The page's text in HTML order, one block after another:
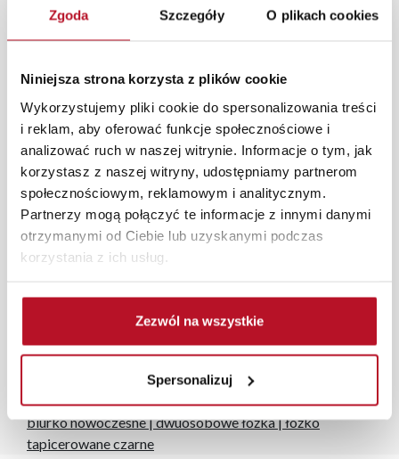
Zgoda Szczegóły O plikach cookies
Niniejsza strona korzysta z plików cookie
Wykorzystujemy pliki cookie do spersonalizowania treści
i reklam, aby oferować funkcje społecznościowe i
analizować ruch w naszej witrynie. Informacje o tym, jak
korzystasz z naszej witryny, udostępniamy partnerom
społecznościowym, reklamowym i analitycznym.
Partnerzy mogą połączyć te informacje z innymi danymi
otrzymanymi od Ciebie lub uzyskanymi podczas
korzystania z ich usług.
Zezwól na wszystkie
Spersonalizuj
programu Planer 3D bezpłatnie zaprojektują i
pomieszczenia wraz z wyceną. Każde zamówienie
złożone w sklepie stacjonarnym dostarczymy do 3 dni
roboczych na terenie całej Polski. W przypadku
zamówień internetowych czas dostawy wynosi do 5 dni
roboczych, również na terenie całego kraju. Wszystkie
zamówienia powyżej 1000 zł dostarczamy gratis
niezależnie od miejsca złożenia zamówienia.
Rzeczywiste kolory i struktura materiałów mogą różnić
się od widocznych na ekranie, zależnie od ustawień
monitora, rodzaju wyświetlacza i oświetlenia.
Popularne wyszukiwania:
nowoczesne wersalki|panele tapicerowane na ścianę|
biurko nowoczesne|dwuosobowe łóżka|łóżko
tapicerowane czarne